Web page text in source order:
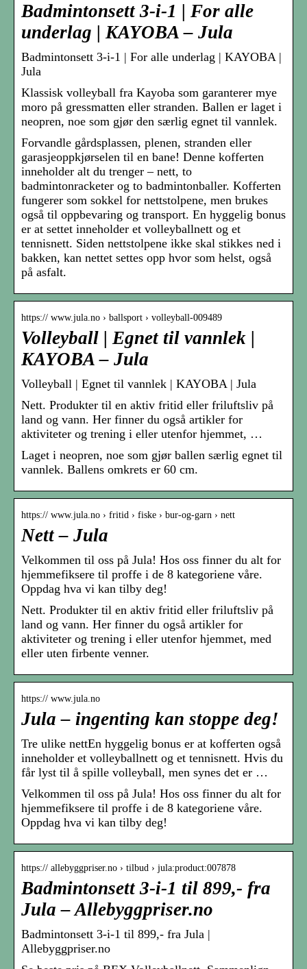
Badmintonsett 3-i-1 | For alle
underlag | KAYOBA – Jula
Badmintonsett 3-i-1 | For alle underlag | KAYOBA |
Jula
Klassisk volleyball fra Kayoba som garanterer mye
moro på gressmatten eller stranden. Ballen er laget i
neopren, noe som gjør den særlig egnet til vannlek.
Forvandle gårdsplassen, plenen, stranden eller
garasjeoppkjørselen til en bane! Denne kofferten
inneholder alt du trenger – nett, to
badmintonracketer og to badmintonballer. Kofferten
fungerer som sokkel for nettstolpene, men brukes
også til oppbevaring og transport. En hyggelig bonus
er at settet inneholder et volleyballnett og et
tennisnett. Siden nettstolpene ikke skal stikkes ned i
bakken, kan nettet settes opp hvor som helst, også
på asfalt.
https:// www.jula.no › ballsport › volleyball-009489
Volleyball | Egnet til vannlek |
KAYOBA – Jula
Volleyball | Egnet til vannlek | KAYOBA | Jula
Nett. Produkter til en aktiv fritid eller friluftsliv på
land og vann. Her finner du også artikler for
aktiviteter og trening i eller utenfor hjemmet, …
Laget i neopren, noe som gjør ballen særlig egnet til
vannlek. Ballens omkrets er 60 cm.
https:// www.jula.no › fritid › fiske › bur-og-garn › nett
Nett – Jula
Velkommen til oss på Jula! Hos oss finner du alt for
hjemmefiksere til proffe i de 8 kategoriene våre.
Oppdag hva vi kan tilby deg!
Nett. Produkter til en aktiv fritid eller friluftsliv på
land og vann. Her finner du også artikler for
aktiviteter og trening i eller utenfor hjemmet, med
eller uten firbente venner.
https:// www.jula.no
Jula – ingenting kan stoppe deg!
Tre ulike nettEn hyggelig bonus er at kofferten også
inneholder et volleyballnett og et tennisnett. Hvis du
får lyst til å spille volleyball, men synes det er …
Velkommen til oss på Jula! Hos oss finner du alt for
hjemmefiksere til proffe i de 8 kategoriene våre.
Oppdag hva vi kan tilby deg!
https:// allebyggpriser.no › tilbud › jula:product:007878
Badmintonsett 3-i-1 til 899,- fra
Jula – Allebyggpriser.no
Badmintonsett 3-i-1 til 899,- fra Jula |
Allebyggpriser.no